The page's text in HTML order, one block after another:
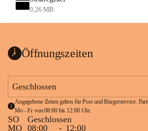
0,26 MB
Öffnungszeiten
Geschlossen
Angegebene Zeiten gelten für Post und Bürgerservice.
Mo - Fr von 08:00 bis 12:00 Uhr.
SO
Geschlossen
MO 08:00 - 12:00